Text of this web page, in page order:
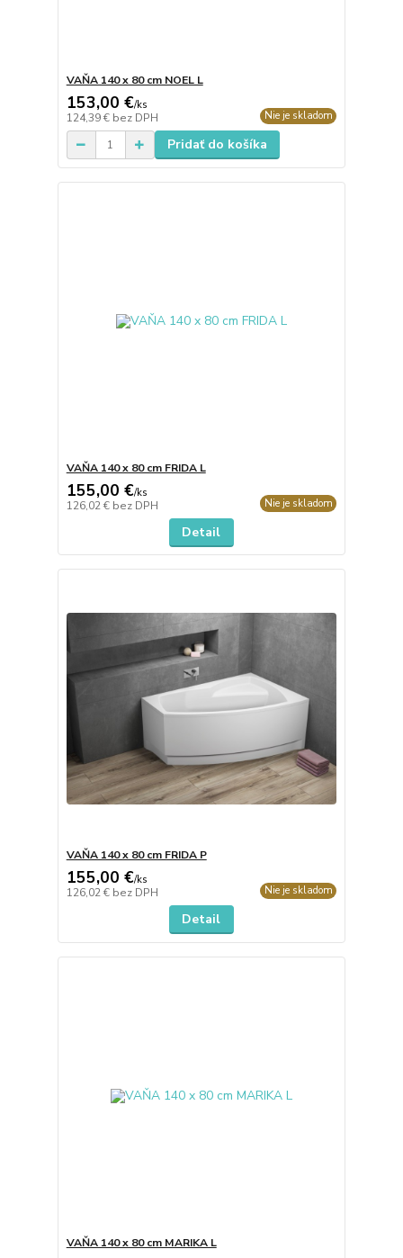
VAŇA 140 x 80 cm NOEL L
153,00 €/ks
124,39 € bez DPH Nie je skladom
Pridať do košíka
VAŇA 140 x 80 cm FRIDA L
155,00 €/ks
126,02 € bez DPH Nie je skladom
Detail
VAŇA 140 x 80 cm FRIDA P
155,00 €/ks
126,02 € bez DPH Nie je skladom
Detail
VAŇA 140 x 80 cm MARIKA L